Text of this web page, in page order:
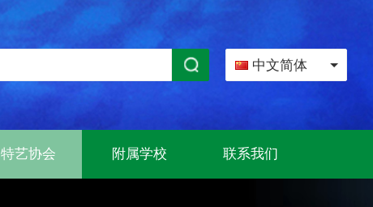
中文简体
特艺协会 附属学校 联系我们